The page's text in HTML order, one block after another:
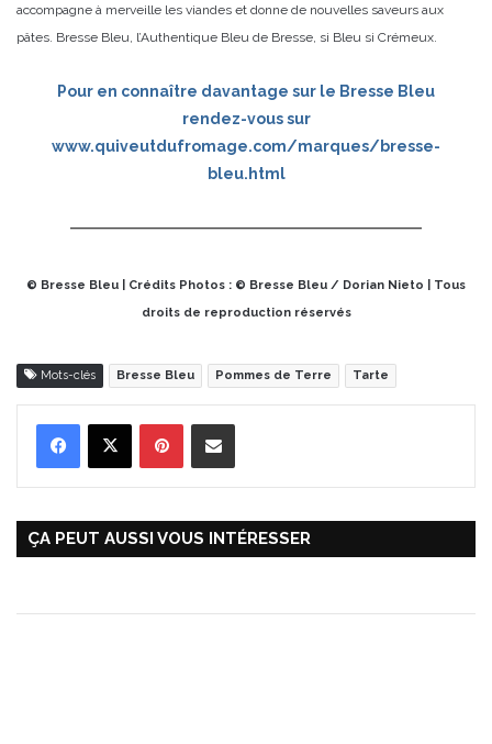
accompagne à merveille les viandes et donne de nouvelles saveurs aux
pâtes. Bresse Bleu, l’Authentique Bleu de Bresse, si Bleu si Crémeux.
Pour en connaître davantage sur le Bresse Bleu
rendez-vous sur
www.quiveutdufromage.com/marques/bresse-
bleu.html
© Bresse Bleu | Crédits Photos : © Bresse Bleu / Dorian Nieto | Tous
droits de reproduction réservés
Mots-clés Bresse Bleu Pommes de Terre Tarte
ÇA PEUT AUSSI VOUS INTÉRESSER